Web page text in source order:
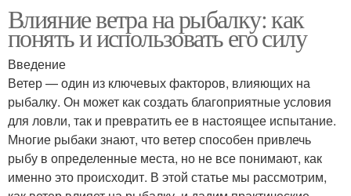
Влияние ветра на рыбалку: как
понять и использовать его силу
Введение
Ветер — один из ключевых факторов, влияющих на
рыбалку. Он может как создать благоприятные условия
для ловли, так и превратить ее в настоящее испытание.
Многие рыбаки знают, что ветер способен привлечь
рыбу в определенные места, но не все понимают, как
именно это происходит. В этой статье мы рассмотрим,